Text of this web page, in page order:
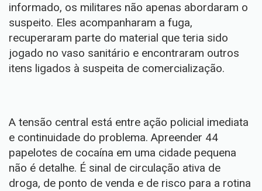
informado, os militares não apenas abordaram o
suspeito. Eles acompanharam a fuga,
recuperaram parte do material que teria sido
jogado no vaso sanitário e encontraram outros
itens ligados à suspeita de comercialização.
A tensão central está entre ação policial imediata
e continuidade do problema. Apreender 44
papelotes de cocaína em uma cidade pequena
não é detalhe. É sinal de circulação ativa de
droga, de ponto de venda e de risco para a rotina